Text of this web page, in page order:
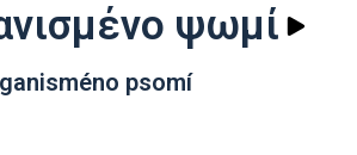
ψωμί
psomí